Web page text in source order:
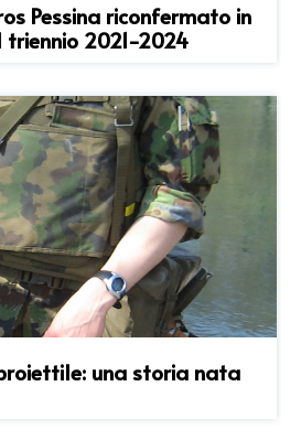
Pessina riconfermato in
triennio 2021-2024
una storia nata